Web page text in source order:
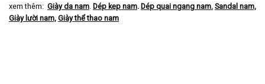
xem thêm: Giày da nam Dép kẹp nam. Dép quai ngang nam. Sandal nam,
Giày lười nam, Giày thể thao nam